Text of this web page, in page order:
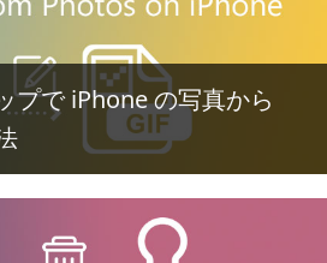
プで iPhone の写真から